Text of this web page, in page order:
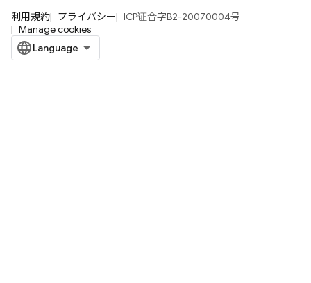
利用規約 プライバシー
ICP证合字B2-20070004号
Manage cookies